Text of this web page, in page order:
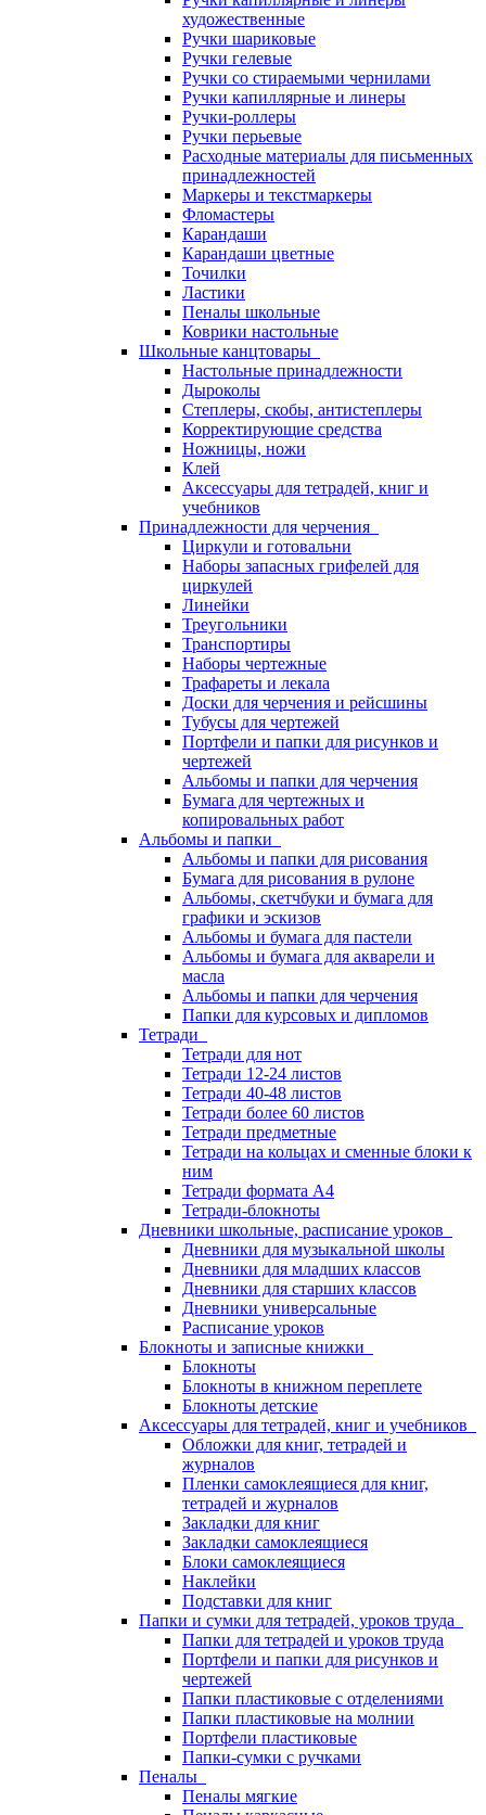
художественные
Ручки шариковые
Ручки гелевые
Ручки со стираемыми чернилами
Ручки капиллярные и линеры
Ручки-роллеры
Ручки перьевые
Расходные материалы для письменных
принадлежностей
Маркеры и текстмаркеры
Фломастеры
Карандаши
Карандаши цветные
Точилки
Ластики
Пеналы школьные
Коврики настольные
Школьные канцтовары
Настольные принадлежности
Дыроколы
Степлеры, скобы, антистеплеры
Корректирующие средства
Ножницы, ножи
Клей
Аксессуары для тетрадей, книг и
учебников
Принадлежности для черчения
Циркули и готовальни
Наборы запасных грифелей для
циркулей
Линейки
Треугольники
Транспортиры
Наборы чертежные
Трафареты и лекала
Доски для черчения и рейсшины
Тубусы для чертежей
Портфели и папки для рисунков и
чертежей
Альбомы и папки для черчения
Бумага для чертежных и
копировальных работ
Альбомы и папки
Альбомы и папки для рисования
Бумага для рисования в рулоне
Альбомы, скетчбуки и бумага для
графики и эскизов
Альбомы и бумага для пастели
Альбомы и бумага для акварели и
масла
Альбомы и папки для черчения
Папки для курсовых и дипломов
Тетради
Тетради для нот
Тетради 12-24 листов
Тетради 40-48 листов
Тетради более 60 листов
Тетради предметные
Тетради на кольцах и сменные блоки к
ним
Тетради формата А4
Тетради-блокноты
Дневники школьные, расписание уроков
Дневники для музыкальной школы
Дневники для младших классов
Дневники для старших классов
Дневники универсальные
Расписание уроков
Блокноты и записные книжки
Блокноты
Блокноты в книжном переплете
Блокноты детские
Аксессуары для тетрадей, книг и учебников
Обложки для книг, тетрадей и
журналов
Пленки самоклеящиеся для книг,
тетрадей и журналов
Закладки для книг
Закладки самоклеящиеся
Блоки самоклеящиеся
Наклейки
Подставки для книг
Папки и сумки для тетрадей, уроков труда
Папки для тетрадей и уроков труда
Портфели и папки для рисунков и
чертежей
Папки пластиковые с отделениями
Папки пластиковые на молнии
Портфели пластиковые
Папки-сумки с ручками
Пеналы
Пеналы мягкие